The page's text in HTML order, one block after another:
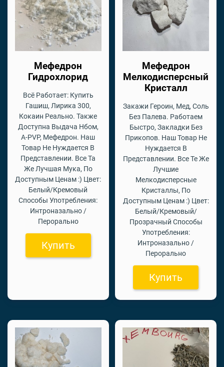
Мефедрон
Гидрохлорид
Всё Работает: Купить
Гашиш, Лирика 300,
Кокаин Реально. Также
Доступна Выдача Нбом,
A-PVP, Мефедрон. Наш
Товар Не Нуждается В
Представлении. Все Та
Же Лучшая Мука, По
Доступным Ценам :) Цвет:
Белый/Кремовый
Способы Употребления:
Интроназально /
Перорально
Купить
Мефедрон
Мелкодисперсный
Кристалл
Закажи Героин, Мед, Соль
Без Палева. Работаем
Быстро, Закладки Без
Прикопов. Наш Товар Не
Нуждается В
Представлении. Все Те Же
Лучшие
Мелкодисперсные
Кристаллы, По
Доступным Ценам :) Цвет:
Белый/Кремовый/
Прозрачный Способы
Употребления:
Интроназально /
Перорально
Купить